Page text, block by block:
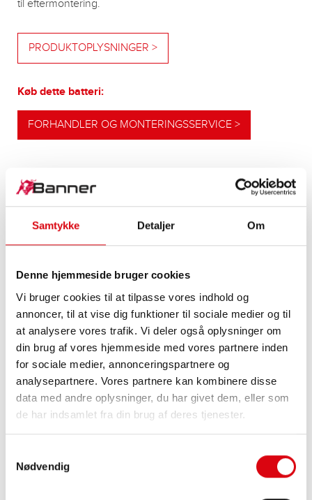
Samtykke Detaljer Om
Denne hjemmeside bruger cookies
Vi bruger cookies til at tilpasse vores indhold og
annoncer, til at vise dig funktioner til sociale medier og til
at analysere vores trafik. Vi deler også oplysninger om
din brug af vores hjemmeside med vores partnere inden
for sociale medier, annonceringspartnere og
analysepartnere. Vores partnere kan kombinere disse
data med andre oplysninger, du har givet dem, eller som
de har indsamlet fra din brug af deres tjenester.
Nødvendig
til eftermontering.
PRODUKTOPLYSNINGER >
Køb dette batteri:
FORHANDLER OG MONTERINGSSERVICE >
ALTERNATIV
Vores anbefaling til køretøjer med højere
energibehov eller højere koldstartskrav
PRODUKTOPLYSNINGER >